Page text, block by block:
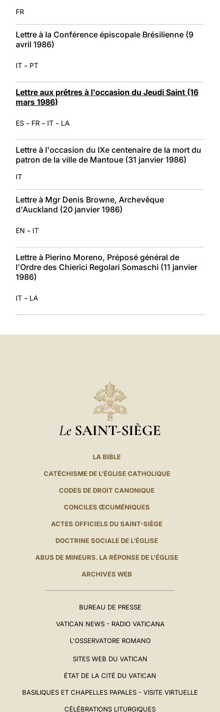
FR
Lettre à la Conférence épiscopale Brésilienne (9
avril 1986)
IT - PT
Lettre aux prêtres à l'occasion du Jeudi Saint (16
mars 1986)
ES - FR - IT - LA
Lettre à l'occasion du IXe centenaire de la mort du
patron de la ville de Mantoue (31 janvier 1986)
IT
Lettre à Mgr Denis Browne, Archevêque
d'Auckland (20 janvier 1986)
EN - IT
Lettre à Pierino Moreno, Préposé général de
l'Ordre des Chierici Regolari Somaschi (11 janvier
1986)
IT - LA
Le SAINT-SIÈGE
LA BIBLE
CATÉCHISME DE L'ÉGLISE CATHOLIQUE
CODES DE DROIT CANONIQUE
CONCILES ŒCUMÉNIQUES
ACTES OFFICIELS DU SAINT-SIÈGE
DOCTRINE SOCIALE DE L'ÉGLISE
ABUS DE MINEURS. LA RÉPONSE DE L'ÉGLISE
ARCHIVES WEB
BUREAU DE PRESSE
VATICAN NEWS - RADIO VATICANA
L'OSSERVATORE ROMANO
SITES WEB DU VATICAN
ÉTAT DE LA CITÉ DU VATICAN
BASILIQUES ET CHAPELLES PAPALES - VISITE VIRTUELLE
CÉLÉBRATIONS LITURGIQUES